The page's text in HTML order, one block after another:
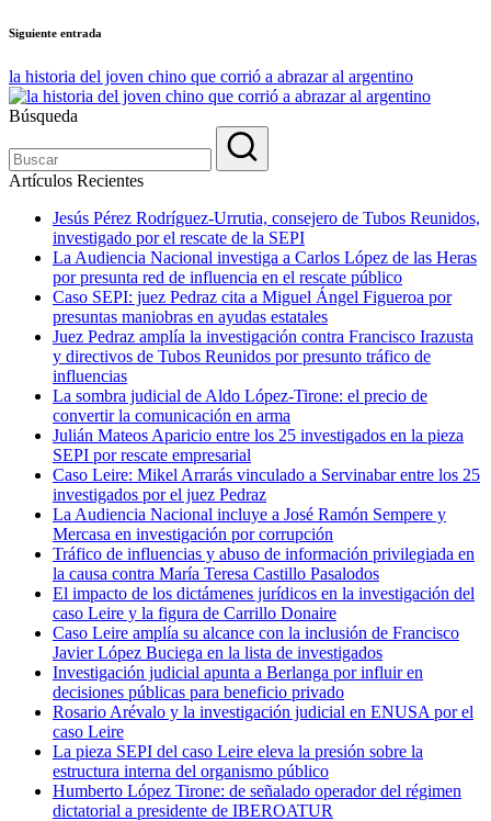
Siguiente entrada
la historia del joven chino que corrió a abrazar al argentino
Búsqueda
Artículos Recientes
Jesús Pérez Rodríguez-Urrutia, consejero de Tubos Reunidos,
investigado por el rescate de la SEPI
La Audiencia Nacional investiga a Carlos López de las Heras
por presunta red de influencia en el rescate público
Caso SEPI: juez Pedraz cita a Miguel Ángel Figueroa por
presuntas maniobras en ayudas estatales
Juez Pedraz amplía la investigación contra Francisco Irazusta
y directivos de Tubos Reunidos por presunto tráfico de
influencias
La sombra judicial de Aldo López-Tirone: el precio de
convertir la comunicación en arma
Julián Mateos Aparicio entre los 25 investigados en la pieza
SEPI por rescate empresarial
Caso Leire: Mikel Arrarás vinculado a Servinabar entre los 25
investigados por el juez Pedraz
La Audiencia Nacional incluye a José Ramón Sempere y
Mercasa en investigación por corrupción
Tráfico de influencias y abuso de información privilegiada en
la causa contra María Teresa Castillo Pasalodos
El impacto de los dictámenes jurídicos en la investigación del
caso Leire y la figura de Carrillo Donaire
Caso Leire amplía su alcance con la inclusión de Francisco
Javier López Buciega en la lista de investigados
Investigación judicial apunta a Berlanga por influir en
decisiones públicas para beneficio privado
Rosario Arévalo y la investigación judicial en ENUSA por el
caso Leire
La pieza SEPI del caso Leire eleva la presión sobre la
estructura interna del organismo público
Humberto López Tirone: de señalado operador del régimen
dictatorial a presidente de IBEROATUR